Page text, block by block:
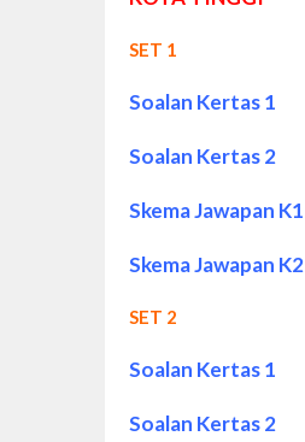
SET 1
Soalan Kertas 1
Soalan Kertas 2
Skema Jawapan K1
Skema Jawapan K2
SET 2
Soalan Kertas 1
Soalan Kertas 2